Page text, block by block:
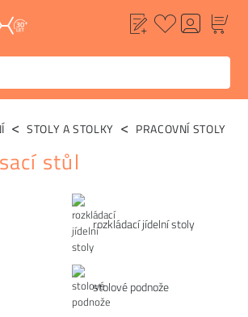
rozkládací jídelní stoly
stolové podnože
STOLY A STOLKY PRACOVNÍ STOLY
stůl